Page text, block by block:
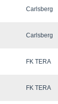
Carlsberg
Carlsberg
FK TERA
FK TERA